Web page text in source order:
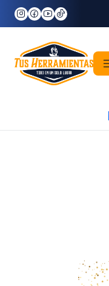
Inicio Herramientas
Medidores